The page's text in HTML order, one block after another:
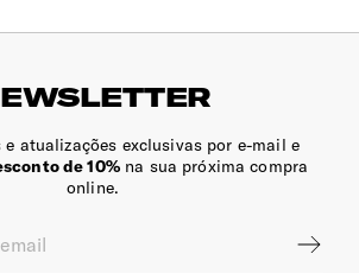
e atualizações exclusivas por e-mail e
de 10%na sua próxima compra
online.